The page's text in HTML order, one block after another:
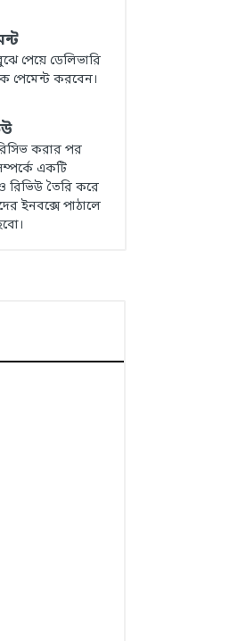
পেয়ে ডেলিভারি
পেমেন্ট করবেন।
করার পর
একটি
রিভিউ তৈরি করে
ইনবক্সে পাঠালে